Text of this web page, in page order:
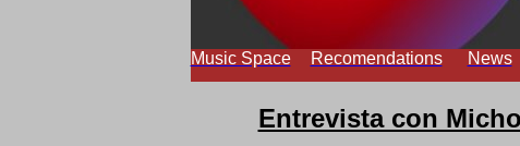
Music Space Recomendations News
Entrevista con